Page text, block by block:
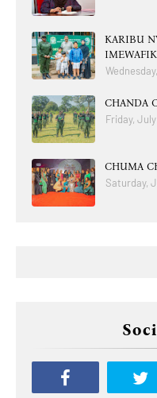
KARIBU
CHANDA
Friday,
CHUMA
Saturday,